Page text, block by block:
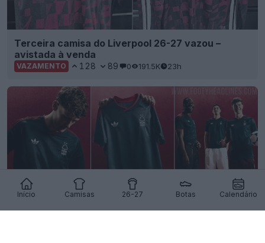
Início Camisas 26-27 Botas Calendário
Terceira camisa do Liverpool 26-27 vazou –
avistada à venda
VAZAMENTO 128 89 0 191.5K 23h